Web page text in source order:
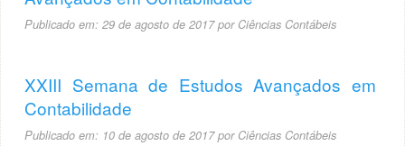
Publicado em: 29 de agosto de 2017porCiências Contábeis
XXIII Semana de Estudos Avançados em
Contabilidade
Publicado em: 10 de agosto de 2017porCiências Contábeis